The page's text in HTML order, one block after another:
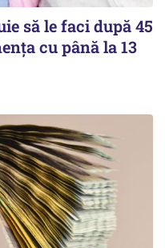
să le faci după 45
cu până la 13